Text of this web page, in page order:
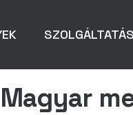
Magyar